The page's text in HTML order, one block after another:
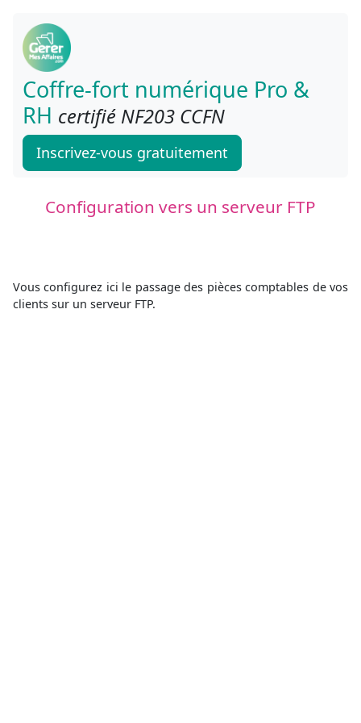
Coffre-fort numérique Pro &
RH certifié NF203 CCFN
Inscrivez-vous gratuitement
Configuration vers un serveur FTP
Vous configurez ici le passage des pièces comptables de vos
clients sur un serveur FTP.